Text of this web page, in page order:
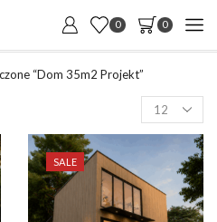
0 0
“dom 35m2 Projekt”
Products
per
page
SALE